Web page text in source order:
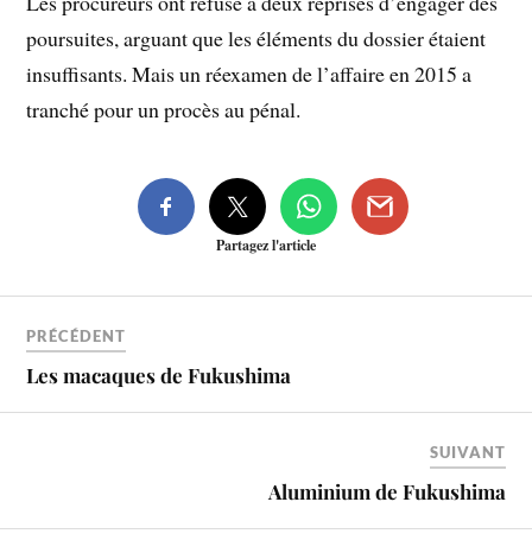
poursuites, arguant que les éléments du dossier étaient
insuffisants. Mais un réexamen de l’affaire en 2015 a
tranché pour un procès au pénal.
Partagez l'article
PRÉCÉDENT
Les macaques de Fukushima
SUIVANT
Aluminium de Fukushima